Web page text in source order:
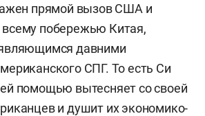
прямой вызов США и
побережью Китая,
давними
СПГ. То есть Си
помощью вытесняет со своей
и душит их экономико-